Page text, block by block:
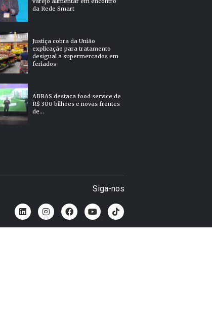
da Rede Smart
Justiça cobra da União
explicação para tratamento
desigual a supermercados em
feriados
ABRAS destaca food service de
R$ 300 bilhões e novas frentes
de...
Siga-nos